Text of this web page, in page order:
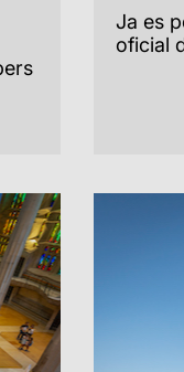
Ja es
oficial